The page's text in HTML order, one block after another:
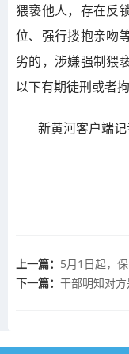
猥亵他人，存在反
位、强行搂抱亲吻
劣的，涉嫌强制猥
以下有期徒刑或者拘
新黄河客户端
上一篇： 5月1日起，
下一篇： 干部明知对